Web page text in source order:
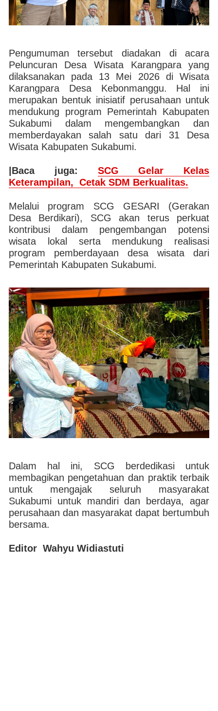
Pengumuman tersebut diadakan di acara
Peluncuran Desa Wisata Karangpara yang
dilaksanakan pada 13 Mei 2026 di Wisata
Karangpara Desa Kebonmanggu. Hal ini
merupakan bentuk inisiatif perusahaan untuk
mendukung program Pemerintah Kabupaten
Sukabumi dalam mengembangkan dan
memberdayakan salah satu dari 31 Desa
Wisata Kabupaten Sukabumi.
|Baca juga: SCG Gelar Kelas
Keterampilan, Cetak SDM Berkualitas.
Melalui program SCG GESARI (Gerakan
Desa Berdikari), SCG akan terus perkuat
kontribusi dalam pengembangan potensi
wisata lokal serta mendukung realisasi
program pemberdayaan desa wisata dari
Pemerintah Kabupaten Sukabumi.
Dalam hal ini, SCG berdedikasi untuk
membagikan pengetahuan dan praktik terbaik
untuk mengajak seluruh masyarakat
Sukabumi untuk mandiri dan berdaya, agar
perusahaan dan masyarakat dapat bertumbuh
bersama.
Editor Wahyu Widiastuti